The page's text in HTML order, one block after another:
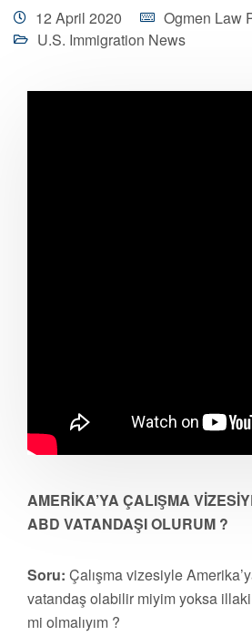
12 April 2020
Ogmen Law
U.S. Immigration News
AMERİKA’YA ÇALIŞMA
ABD VATANDAŞI OLURUM ?
Soru: Çalışma vizesiyle
vatandaş olabilir miyim yoksa
mi olmalıyım ?